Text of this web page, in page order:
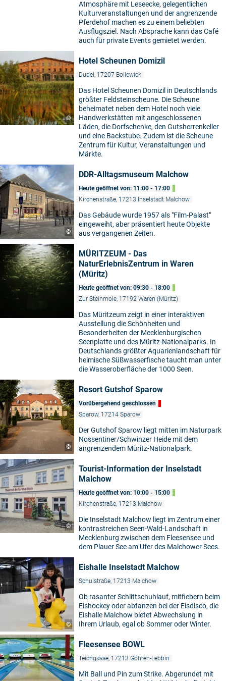
Atmosphäre mit Leseecke, gelegentlichen
Kulturveranstaltungen und der angrenzende
Pferdehof machen es zu einem beliebten
Ausflugsziel. Nach Absprache kann das Café
auch für private Events gemietet werden.
©
Hotel Scheunen Domizil
Dudel, 17207 Bollewick
Das Hotel Scheunen Domizil in Deutschlands
größter Feldsteinscheune. Die Scheune
beheimatet neben dem Hotel noch viele
Handwerkstätten mit angeschlossenen
Läden, die Dorfschenke, den Gutsherrenkeller
und eine Backstube. Zudem ist die Scheune
Zentrum für Kultur, Veranstaltungen und
Märkte.
©
DDR-Alltagsmuseum Malchow
Heute geöffnet von: 11:00 - 17:00
Kirchenstraße, 17213 Inselstadt Malchow
Das Gebäude wurde 1957 als "Film-Palast"
eingeweiht, aber präsentiert heute Objekte
aus vergangenen Zeiten.
MÜRITZEUM - Das
NaturErlebnisZentrum in Waren
(Müritz)
Heute geöffnet von: 09:30 - 18:00
Zur Steinmole, 17192 Waren (Müritz)
Das Müritzeum zeigt in einer interaktiven
Ausstellung die Schönheiten und
Besonderheiten der Mecklenburgischen
Seenplatte und des Müritz-Nationalparks. In
Deutschlands größter Aquarienlandschaft für
heimische Süßwasserfische taucht man unter
die Wasseroberfläche der 1000 Seen.
©
Resort Gutshof Sparow
Vorübergehend geschlossen
Sparow, 17214 Sparow
Der Gutshof Sparow liegt mitten im Naturpark
Nossentiner/Schwinzer Heide mit dem
angrenzendem Müritz-Nationalpark.
©
Tourist-Information der Inselstadt
Malchow
Heute geöffnet von: 10:00 - 15:00
Kirchenstraße, 17213 Malchow
Die Inselstadt Malchow liegt im Zentrum einer
kontrastreichen Seen-Wald-Landschaft in
Mecklenburg zwischen dem Fleesensee und
dem Plauer See am Ufer des Malchower Sees.
©
Eishalle Inselstadt Malchow
Schulstraße, 17213 Malchow
Ob rasanter Schlittschuhlauf, mitfiebern beim
Eishockey oder abtanzen bei der Eisdisco, die
Eishalle Malchow bietet Abwechslung in
Ihrem Urlaub, egal ob Sommer oder Winter.
Fleesensee BOWL
Teichgasse, 17213 Göhren-Lebbin
Mit Ball und Pin zum Strike. Abgerundet mit